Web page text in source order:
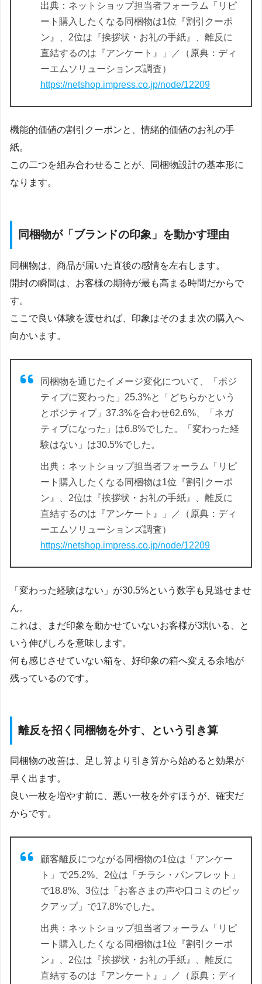
出典：ネットショップ担当者フォーラム「リピ
ート購入したくなる同梱物は1位『割引クーポ
ン』、2位は『挨拶状・お礼の手紙』、離反に
直結するのは『アンケート』」／（原典：ディ
ーエムソリューションズ調査）
https://netshop.impress.co.jp/node/12209
機能的価値の割引クーポンと、情緒的価値のお礼の手
紙。
この二つを組み合わせることが、同梱物設計の基本形に
なります。
同梱物が「ブランドの印象」を動かす理由
同梱物は、商品が届いた直後の感情を左右します。
開封の瞬間は、お客様の期待が最も高まる時間だからで
す。
ここで良い体験を渡せれば、印象はそのまま次の購入へ
向かいます。
同梱物を通じたイメージ変化について、「ポジ
ティブに変わった」25.3%と「どちらかという
とポジティブ」37.3%を合わせ62.6%、「ネガ
ティブになった」は6.8%でした。「変わった経
験はない」は30.5%でした。
出典：ネットショップ担当者フォーラム「リピ
ート購入したくなる同梱物は1位『割引クーポ
ン』、2位は『挨拶状・お礼の手紙』、離反に
直結するのは『アンケート』」／（原典：ディ
ーエムソリューションズ調査）
https://netshop.impress.co.jp/node/12209
「変わった経験はない」が30.5%という数字も見逃せませ
ん。
これは、まだ印象を動かせていないお客様が3割いる、と
いう伸びしろを意味します。
何も感じさせていない箱を、好印象の箱へ変える余地が
残っているのです。
離反を招く同梱物を外す、という引き算
同梱物の改善は、足し算より引き算から始めると効果が
早く出ます。
良い一枚を増やす前に、悪い一枚を外すほうが、確実だ
からです。
顧客離反につながる同梱物の1位は「アンケー
ト」で25.2%、2位は「チラシ・パンフレット」
で18.8%、3位は「お客さまの声や口コミのピッ
クアップ」で17.8%でした。
出典：ネットショップ担当者フォーラム「リピ
ート購入したくなる同梱物は1位『割引クーポ
ン』、2位は『挨拶状・お礼の手紙』、離反に
直結するのは『アンケート』」／（原典：ディ